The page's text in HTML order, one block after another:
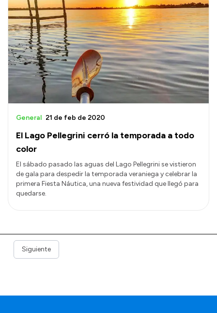
El Lago Pellegrini cerró la temporada a todo
color
General 21 de feb de 2020
El sábado pasado las aguas del Lago Pellegrini se vistieron
de gala para despedir la temporada veraniega y celebrar la
primera Fiesta Náutica, una nueva festividad que llegó para
quedarse.
Siguiente